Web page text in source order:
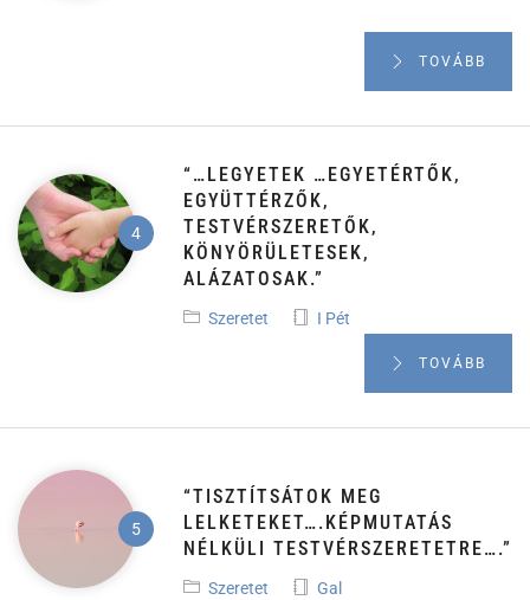
TOVÁBB
“…LEGYETEK …EGYETÉRTŐK,
EGYÜTTÉRZŐK,
TESTVÉRSZERETŐK,
KÖNYÖRÜLETESEK,
ALÁZATOSAK.”
Szeretet I Pét
TOVÁBB
“TISZTÍTSÁTOK MEG
LELKETEKET….KÉPMUTATÁS
NÉLKÜLI TESTVÉRSZERETETRE….”
Szeretet Gal